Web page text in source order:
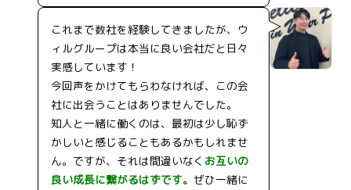
これまで数社を経験してきましたが、ウ
ィルグループは本当に良い会社だと日々
実感しています！
今回声をかけてもらわなければ、この会
社に出会うことはありませんでした。
知人と一緒に働くのは、最初は少し恥ず
かしいと感じることもあるかもしれませ
ん。ですが、それは間違いなく お互いの
良い成長に繋がるはずです。 ぜひ一緒に